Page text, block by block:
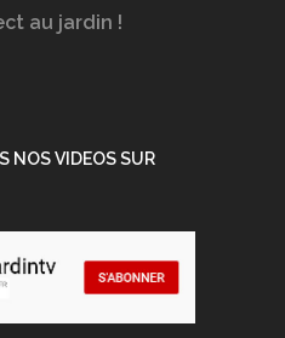
au jardin !
NOS VIDEOS SUR